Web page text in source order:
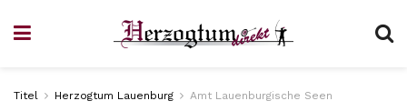
Titel Herzogtum Lauenburg Amt Lauenburgische Seen